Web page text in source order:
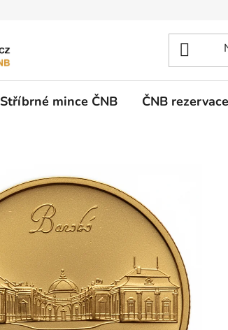
Stříbrné mince ČNB ČNB rezervace